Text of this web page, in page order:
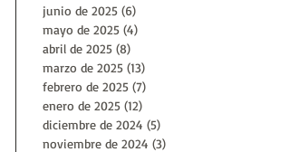
junio de 2025 (6)
mayo de 2025 (4)
abril de 2025 (8)
marzo de 2025 (13)
febrero de 2025 (7)
enero de 2025 (12)
diciembre de 2024 (5)
noviembre de 2024 (3)